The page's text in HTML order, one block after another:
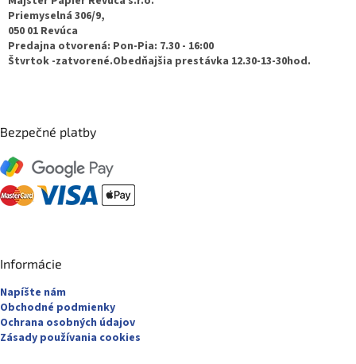
Priemyselná 306/9,
050 01 Revúca
Predajna otvorená: Pon-Pia: 7.30 - 16:00
Štvrtok -zatvorené.Obedňajšia prestávka 12.30-13-30hod.
Bezpečné platby
Informácie
Napíšte nám
Obchodné podmienky
Ochrana osobných údajov
Zásady používania cookies